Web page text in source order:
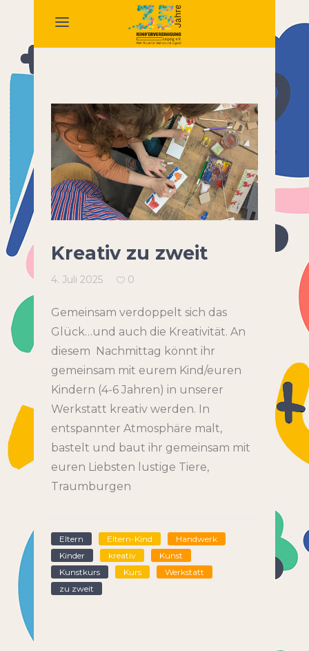
Kreativ zu zweit
4. Juli 2025 0
Gemeinsam verdoppelt sich das
Glück…und auch die Kreativität. An
diesem Nachmittag könnt ihr
gemeinsam mit eurem Kind/euren
Kindern (4-6 Jahren) in unserer
Werkstatt kreativ werden. In
entspannter Atmosphäre malt,
bastelt und baut ihr gemeinsam mit
euren Liebsten lustige Tiere,
Traumburgen
Eltern Eltern-Kind
Handwerk
Kinder
kreativ
Kunst
Kunstkurs
Kurs
Werkstatt
zu zweit